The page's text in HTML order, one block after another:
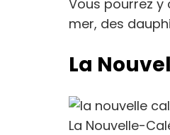
Vous pourrez y
mer, des
La
La Nouvelle-